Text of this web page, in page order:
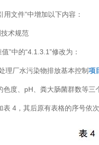
用文件”中增加以下内容：
术规范
”中的“4.1.3.1”修改为：
理厂水污染物排放基本控制项
色度、pH、粪大肠菌群数等三
表 4，其后原有表格的序号依